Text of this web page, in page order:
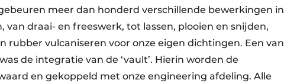
meer dan honderd verschillende bewerkingen in
van draai- en freeswerk, tot lassen, plooien en snijden,
rubber vulcaniseren voor onze eigen dichtingen. Een van
de integratie van de ‘vault’. Hierin worden de
en gekoppeld met onze engineering afdeling. Alle